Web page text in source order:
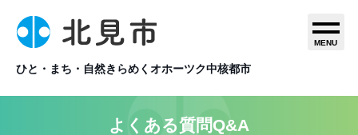
ひと・まち・自然きらめくオホーツク中核都市
MENU
よくある質問Q&A